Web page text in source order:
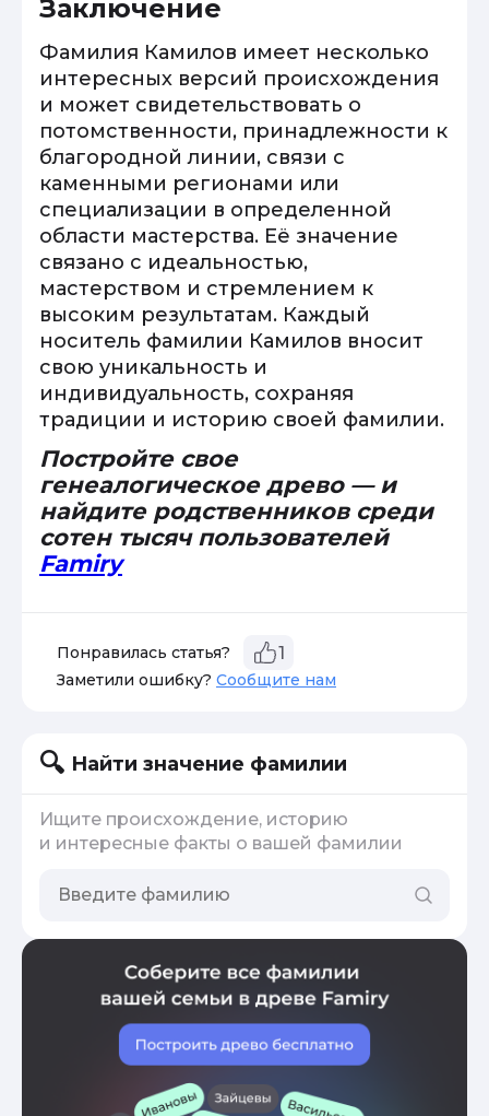
Заключение
Фамилия Камилов имеет несколько
интересных версий происхождения
и может свидетельствовать о
потомственности, принадлежности к
благородной линии, связи с
каменными регионами или
специализации в определенной
области мастерства. Её значение
связано с идеальностью,
мастерством и стремлением к
высоким результатам. Каждый
носитель фамилии Камилов вносит
свою уникальность и
индивидуальность, сохраняя
традиции и историю своей фамилии.
Постройте свое
генеалогическое древо — и
найдите родственников среди
сотен тысяч пользователей
Famiry
Понравилась статья? 1
Заметили ошибку? Сообщите нам
Найти значение фамилии
Ищите происхождение, историю
и интересные факты о вашей фамилии